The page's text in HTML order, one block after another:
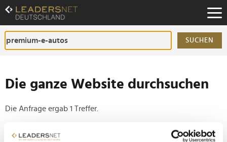
Zum
Inhalt
Zur
Fußzeilen-
Navigation
SUCHEN
Die ganze Website durchsuchen
Die Anfrage ergab 1 Treffer.
Tipp